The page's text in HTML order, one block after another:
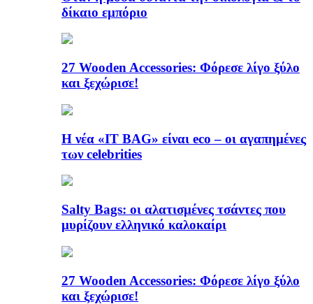
δίκαιο εμπόριο
27 Wooden Accessories: Φόρεσε λίγο ξύλο
και ξεχώρισε!
Η νέα «IT BAG» είναι eco – οι αγαπημένες
των celebrities
Salty Bags: οι αλατισμένες τσάντες που
μυρίζουν ελληνικό καλοκαίρι
27 Wooden Accessories: Φόρεσε λίγο ξύλο
και ξεχώρισε!